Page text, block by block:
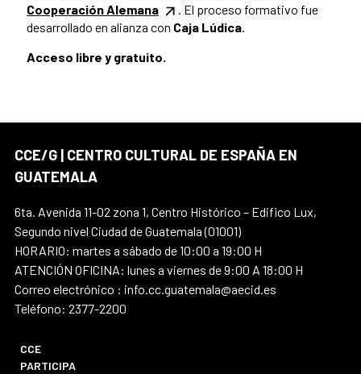
Cooperación Alemana
. El proceso formativo fue
desarrollado en alianza con Caja Lúdica
Acceso libre y gratuito.
CCE/G | CENTRO CULTURAL DE ESPAÑA EN
GUATEMALA
6ta. Avenida 11-02 zona 1, Centro Histórico – Edifico Lux,
Segundo nivel Ciudad de Guatemala (01001)
HORARIO: martes a sábado de 10:00 a 19:00 H
ATENCIÓN OFICINA: lunes a viernes de 9:00 A 18:00 H
Correo electrónico : info.cc.guatemala@aecid.es
Teléfono: 2377-2200
CCE
PARTICIPA